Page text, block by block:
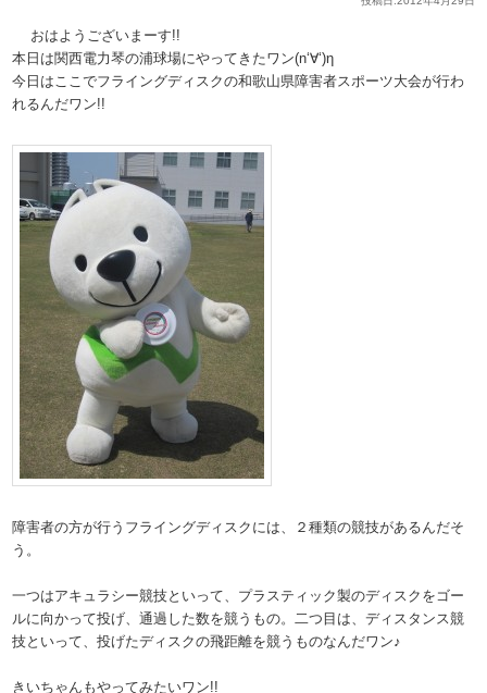
おはようございまーす!!
本日は関西電力琴の浦球場にやってきたワン(n‘∀‘)η
今日はここでフライングディスクの和歌山県障害者スポーツ大会が行わ
れるんだワン!!
障害者の方が行うフライングディスクには、２種類の競技があるんだそ
う。
一つはアキュラシー競技といって、プラスティック製のディスクをゴー
ルに向かって投げ、通過した数を競うもの。二つ目は、ディスタンス競
技といって、投げたディスクの飛距離を競うものなんだワン♪
きいちゃんもやってみたいワン!!